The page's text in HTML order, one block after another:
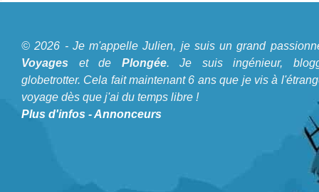
photographie
sous marine...
Raja Ampat Avis
Je m'appelle Julien, je suis un grand passionné de
Voyageset de Plongée. Je suis ingénieur, bloggeur,
globetrotter. Cela fait maintenant 6 ans que je vis à
l'étranger et voyage dès que j'ai du temps libre !
© 2026 - Je m'appelle Julien, je suis un grand
Voyages et de Plongée. Je suis ingénieur,
globetrotter. Cela fait maintenant 6 ans que je vis à
voyage dès que j'ai du temps libre !
Plus d'infos -Annonceurs